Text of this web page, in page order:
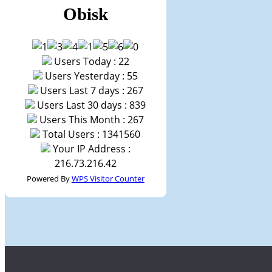
Obisk
Users Today : 22
Users Yesterday : 55
Users Last 7 days : 267
Users Last 30 days : 839
Users This Month : 267
Total Users : 1341560
Your IP Address :
216.73.216.42
Powered ByWPS Visitor Counter